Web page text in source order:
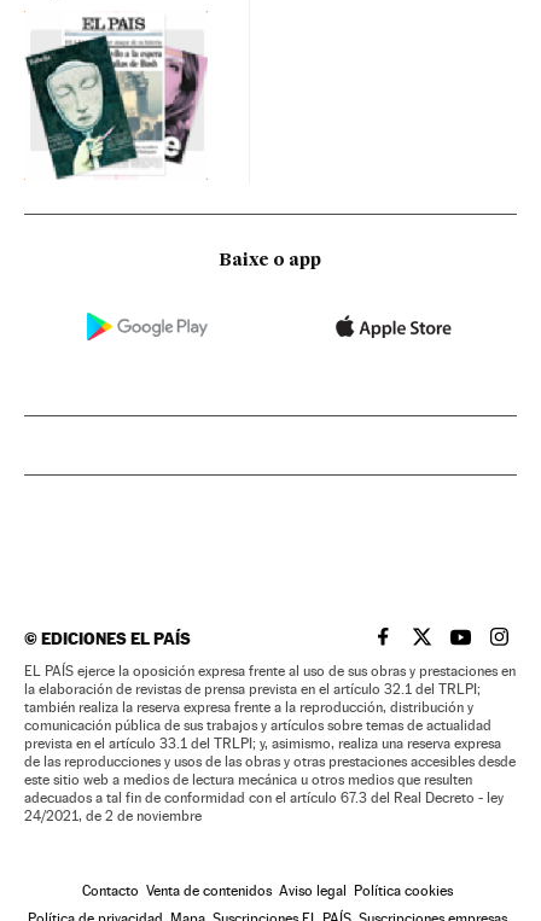
Baixe o app
©EDICIONES EL PAÍS EL PAÍS BRASIL EN
EL PAÍSEL PAÍS
EL
EL PAÍS ejerce la oposición expresa frente al uso de sus obras y prestaciones en
la elaboración de revistas de prensa prevista en el artículo 32.1 del TRLPI;
también realiza la reserva expresa frente a la reproducción, distribución y
comunicación pública de sus trabajos y artículos sobre temas de actualidad
prevista en el artículo 33.1 del TRLPI; y, asimismo, realiza una reserva expresa
de las reproducciones y usos de las obras y otras prestaciones accesibles desde
este sitio web a medios de lectura mecánica u otros medios que resulten
adecuados a tal fin de conformidad con el artículo 67.3 del Real Decreto - ley
24/2021, de 2 de noviembre
Contacto Venta de contenidos Aviso legal
Política cookies